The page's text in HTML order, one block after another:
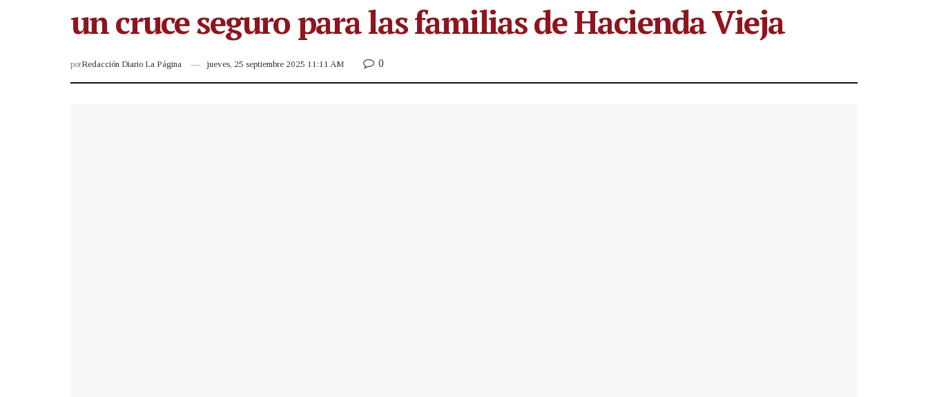
un cruce seguro para las familias de Hacienda Vieja
porRedacción Diario La Página jueves, 25 septiembre 2025 11:11 AM 0